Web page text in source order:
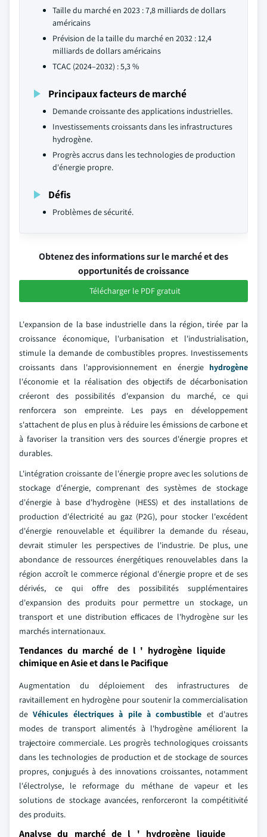
Taille du marché en 2023 : 7,8 milliards de dollars
américains
Prévision de la taille du marché en 2032 : 12,4
milliards de dollars américains
TCAC (2024–2032) : 5,3 %
Principaux facteurs de marché
Demande croissante des applications industrielles.
Investissements croissants dans les infrastructures
hydrogène.
Progrès accrus dans les technologies de production
d'énergie propre.
Défis
Problèmes de sécurité.
Obtenez des informations sur le marché et des
opportunités de croissance
Télécharger le PDF gratuit
L'expansion de la base industrielle dans la région, tirée par la
croissance économique, l'urbanisation et l'industrialisation,
stimule la demande de combustibles propres. Investissements
croissants dans l'approvisionnement en énergie hydrogène
l'économie et la réalisation des objectifs de décarbonisation
créeront des possibilités d'expansion du marché, ce qui
renforcera son empreinte. Les pays en développement
s'attachent de plus en plus à réduire les émissions de carbone et
à favoriser la transition vers des sources d'énergie propres et
durables.
L'intégration croissante de l'énergie propre avec les solutions de
stockage d'énergie, comprenant des systèmes de stockage
d'énergie à base d'hydrogène (HESS) et des installations de
production d'électricité au gaz (P2G), pour stocker l'excédent
d'énergie renouvelable et équilibrer la demande du réseau,
devrait stimuler les perspectives de l'industrie. De plus, une
abondance de ressources énergétiques renouvelables dans la
région accroît le commerce régional d'énergie propre et de ses
dérivés, ce qui offre des possibilités supplémentaires
d'expansion des produits pour permettre un stockage, un
transport et une distribution efficaces de l'hydrogène sur les
marchés internationaux.
Tendances du marché de l ' hydrogène liquide
chimique en Asie et dans le Pacifique
Augmentation du déploiement des infrastructures de
ravitaillement en hydrogène pour soutenir la commercialisation
deVéhicules électriques à pile à combustible et d'autres
modes de transport alimentés à l'hydrogène améliorent la
trajectoire commerciale. Les progrès technologiques croissants
dans les technologies de production et de stockage de sources
propres, conjugués à des innovations croissantes, notamment
l'électrolyse, le reformage du méthane de vapeur et les
solutions de stockage avancées, renforceront la compétitivité
des produits.
Analyse du marché de l ' hydrogène liquide